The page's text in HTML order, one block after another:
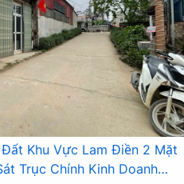
Khu Vực Lam Điền 2 Mặt
Trục Chính Kinh Doanh